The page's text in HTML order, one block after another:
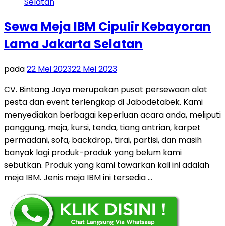
Sewa Meja IBM Cipulir Kebayoran
Lama Jakarta Selatan
pada22 Mei 202322 Mei 2023
CV. Bintang Jaya merupakan pusat persewaan alat
pesta dan event terlengkap di Jabodetabek. Kami
menyediakan berbagai keperluan acara anda, meliputi
panggung, meja, kursi, tenda, tiang antrian, karpet
permadani, sofa, backdrop, tirai, partisi, dan masih
banyak lagi produk-produk yang belum kami
sebutkan. Produk yang kami tawarkan kali ini adalah
meja IBM. Jenis meja IBM ini tersedia …